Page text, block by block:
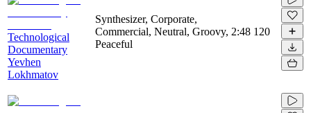
Technological
Documentary
Yevhen
Lokhmatov
Synthesizer, Corporate,
Commercial, Neutral, Groovy,
Peaceful
2:48 120